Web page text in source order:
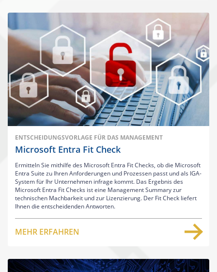
ENTSCHEIDUNGSVORLAGE FÜR DAS MANAGEMENT
Microsoft Entra Fit Check
Ermitteln Sie mithilfe des Microsoft Entra Fit Checks, ob die Microsoft
Entra Suite zu Ihren Anforderungen und Prozessen passt und als IGA-
System für Ihr Unternehmen infrage kommt. Das Ergebnis des
Microsoft Entra Fit Checks ist eine Management Summary zur
technischen Machbarkeit und zur Lizenzierung. Der Fit Check liefert
Ihnen die entscheidenden Antworten.
MEHR ERFAHREN